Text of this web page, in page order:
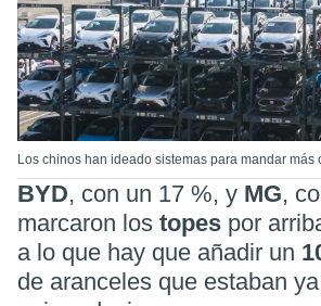
Los chinos han ideado sistemas para mandar más
BYD, con un 17 %, y MG,
marcaron los topes por
a lo que hay que añadir un
de aranceles que estaban